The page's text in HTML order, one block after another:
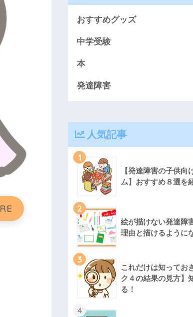
おすすめグッズ
中学受験
本
発達障害
人気記事
1
【発達障害の子供向
ム】おすすめ８選を
2
絵が描けない発達障
理由と描けるように
3
これだけは知ってお
ク４の結果の見方】
る！
4